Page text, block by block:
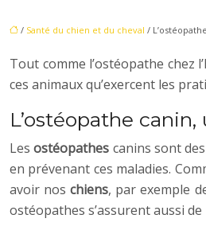
/ Santé du chien et du cheval /
Tout comme l’ostéopathe chez
ces animaux qu’exercent les
L’ostéopathe
Lesostéopathes canins sont
en prévenant ces maladies.
avoir noschiens, par exemple
ostéopathes s’assurent aussi